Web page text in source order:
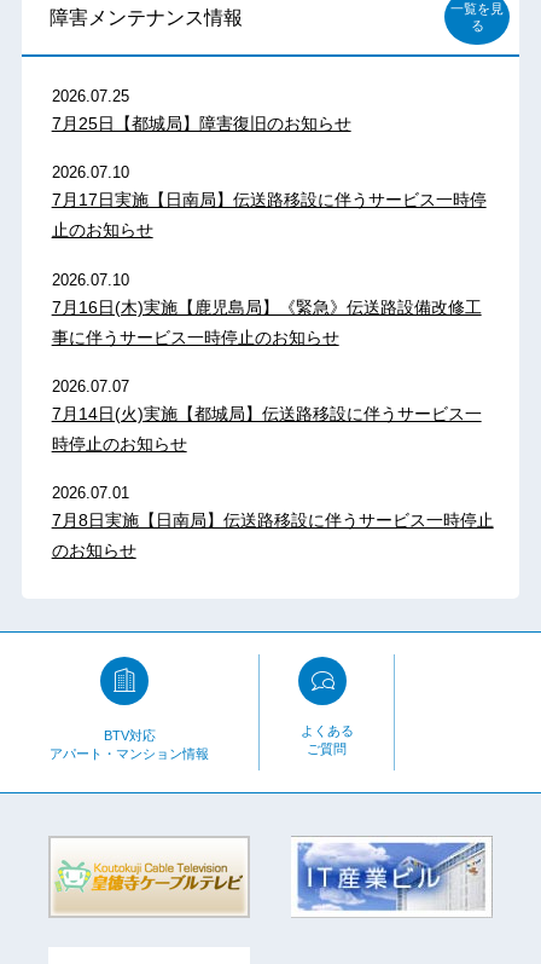
障害メンテナンス情報
一覧を見
る
2026.07.25
7月25日【都城局】障害復旧のお知らせ
2026.07.10
7月17日実施【日南局】伝送路移設に伴うサービス一時停
止のお知らせ
2026.07.10
7月16日(木)実施【鹿児島局】《緊急》伝送路設備改修工
事に伴うサービス一時停止のお知らせ
2026.07.07
7月14日(火)実施【都城局】伝送路移設に伴うサービス一
時停止のお知らせ
2026.07.01
7月8日実施【日南局】伝送路移設に伴うサービス一時停止
のお知らせ
BTV対応
アパート・マンション情報
よくある
ご質問